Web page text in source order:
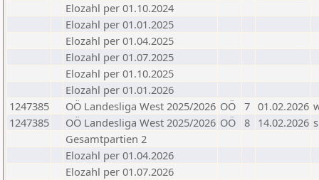
Elozahl per 01.10.2024
Elozahl per 01.01.2025
Elozahl per 01.04.2025
Elozahl per 01.07.2025
Elozahl per 01.10.2025
Elozahl per 01.01.2026
1247385
OÖ Landesliga West 2025/2026 OÖ 7 01.02.2026
1247385
OÖ Landesliga West 2025/2026 OÖ 8 14.02.2026 s
Gesamtpartien 2
Elozahl per 01.04.2026
Elozahl per 01.07.2026